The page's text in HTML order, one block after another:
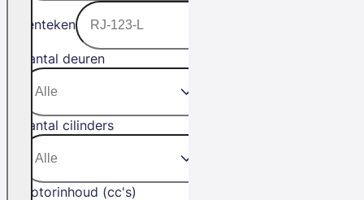
Kenteken
Aantal deuren
Aantal cilinders
Motorinhoud (cc's)